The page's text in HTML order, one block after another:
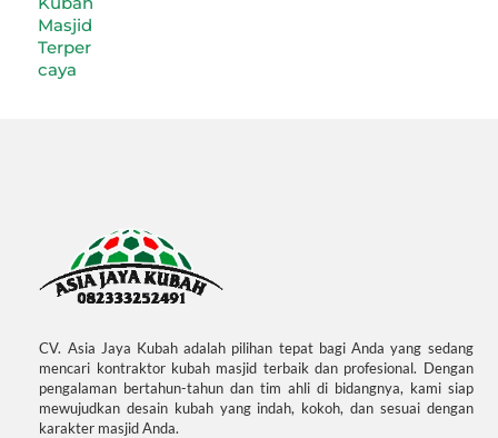
CV. Asia Jaya Kubah adalah pilihan tepat bagi Anda yang sedang
mencari kontraktor kubah masjid terbaik dan profesional. Dengan
pengalaman bertahun-tahun dan tim ahli di bidangnya, kami siap
mewujudkan desain kubah yang indah, kokoh, dan sesuai dengan
karakter masjid Anda.